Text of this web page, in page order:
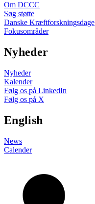
Om DCCC
Søg støtte
Danske Kræftforskningsdage
Fokusområder
Nyheder
Nyheder
Kalender
Følg os på LinkedIn
Følg os på X
English
News
Calender